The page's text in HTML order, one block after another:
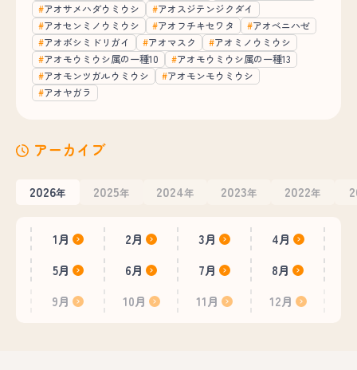
アオサメハダウミウシ
アオスジテンジクダイ
アオセンミノウミウシ
アオフチキセワタ
アオベニハゼ
アオボシミドリガイ
アオマスク
アオミノウミウシ
アオモウミウシ属の一種10
アオモウミウシ属の一種13
アオモンツガルウミウシ
アオモンモウミウシ
アオヤガラ
アーカイブ
2026年 2025年 2024年 2023年 2022年
1月 2月 3月
4月
5月
6月 7月
8月
9月
10月 11月 12月